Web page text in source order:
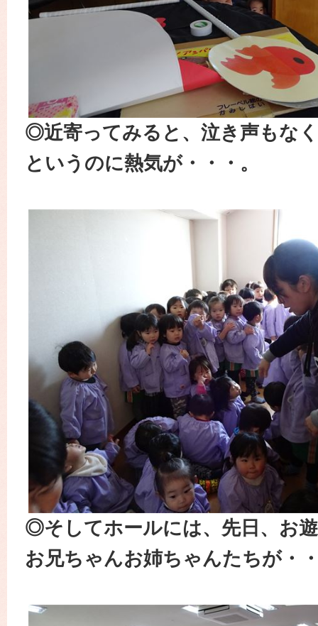
◎近寄ってみると、泣き声もな
というのに熱気が・・・。
◎そしてホールには、先日、お
お兄ちゃんお姉ちゃんたちが・